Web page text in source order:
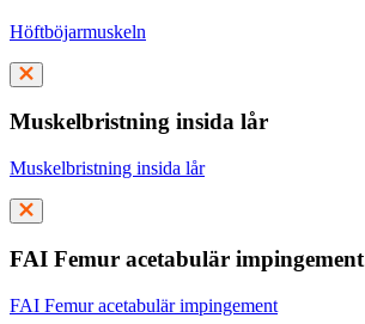
Höftböjarmuskeln
Muskelbristning insida lår
Muskelbristning insida lår
FAI Femur acetabulär impingement
FAI Femur acetabulär impingement